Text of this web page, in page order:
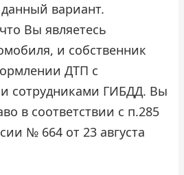
данный вариант.
Вы являетесь
и собственник
ДТП с
сотрудниками ГИБДД. Вы
в соответствии с п.285
№ 664 от 23 августа